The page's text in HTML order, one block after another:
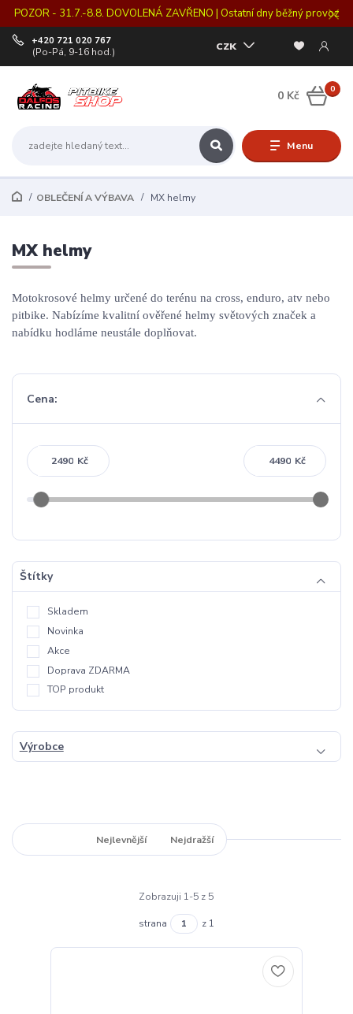
POZOR - 31.7.-8.8. DOVOLENÁ ZAVŘENO | Ostatní dny běžný provoz
Menu
CZK
+420 721 020 767
(Po-Pá, 9-16 hod.)
0
0 Kč
OBLEČENÍ A VÝBAVA MX helmy
MX helmy
Motokrosové helmy určené do terénu na cross, enduro, atv nebo
pitbike. Nabízíme kvalitní ověřené helmy světových značek a
nabídku hodláme neustále doplňovat.
Cena:
Kč Kč
Štítky
Skladem
Novinka
Akce
Doprava ZDARMA
TOP produkt
Výrobce
Nejlevnější Nejdražší
Zobrazuji 1-5 z 5
strana z 1